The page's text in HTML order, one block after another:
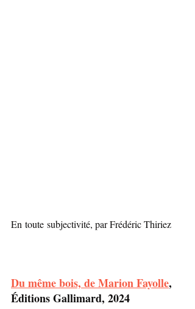
En toute subjectivité, par Frédéric Thiriez
Du même bois, de Marion Fayolle,
Éditions Gallimard, 2024